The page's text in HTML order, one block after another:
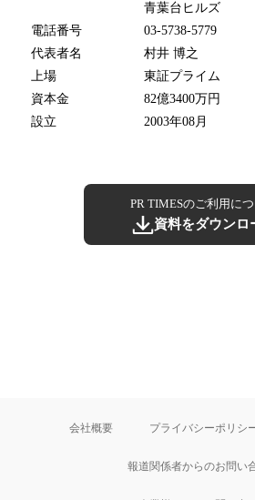
青葉台ヒルズ
電話番号
03-5738-5779
代表者名
村井 博之
上場
東証プライム
資本金
82億3400万円
設立
2003年08月
PR TIMESのご利用に
資料をダウンロ
会社概要 プライバシーポリシ
報道関係者からのお問い